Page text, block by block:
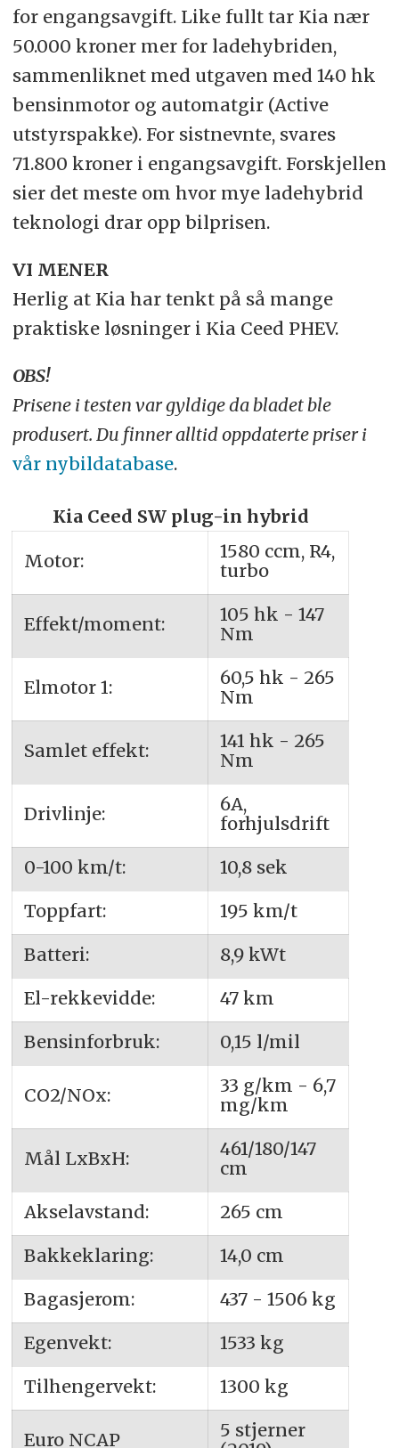
for engangsavgift. Like fullt tar Kia nær
50.000 kroner mer for ladehybriden,
sammenliknet med utgaven med 140 hk
bensinmotor og automatgir (Active
utstyrspakke). For sistnevnte, svares
71.800 kroner i engangsavgift. Forskjellen
sier det meste om hvor mye ladehybrid
teknologi drar opp bilprisen.
VI MENER
Herlig at Kia har tenkt på så mange
praktiske løsninger i Kia Ceed PHEV.
OBS!
Prisene i testen var gyldige da bladet ble
produsert. Du finner alltid oppdaterte priser i
vår nybildatabase.
Kia Ceed SW plug-in hybrid
Motor:
1580 ccm, R4,
turbo
Effekt/moment:
105 hk - 147
Nm
Elmotor 1:
60,5 hk - 265
Nm
Samlet effekt:
141 hk - 265
Nm
Drivlinje:
6A,
forhjulsdrift
0-100 km/t:
10,8 sek
Toppfart:
195 km/t
Batteri:
8,9 kWt
El-rekkevidde:
47 km
Bensinforbruk:
0,15 l/mil
CO2/NOx:
33 g/km - 6,7
mg/km
Mål LxBxH:
461/180/147
cm
Akselavstand:
265 cm
Bakkeklaring:
14,0 cm
Bagasjerom:
437 - 1506 kg
Egenvekt:
1533 kg
Tilhengervekt:
1300 kg
Euro NCAP
5 stjerner